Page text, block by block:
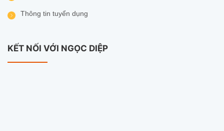
Thông tin tuyển dụng
KẾT NỐI VỚI NGỌC DIỆP